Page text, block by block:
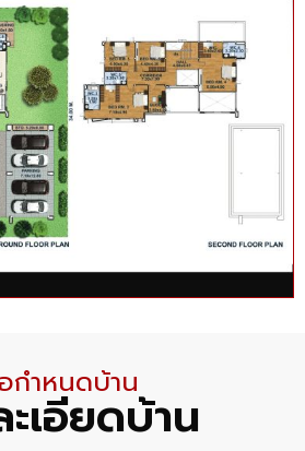
กำหนดบ้าน
เอียดบ้าน